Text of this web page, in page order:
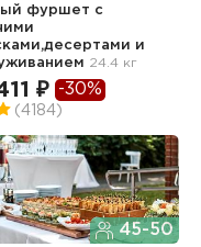
фуршет с
и
24.4 кг
₽ -30%
(4184)
45-50